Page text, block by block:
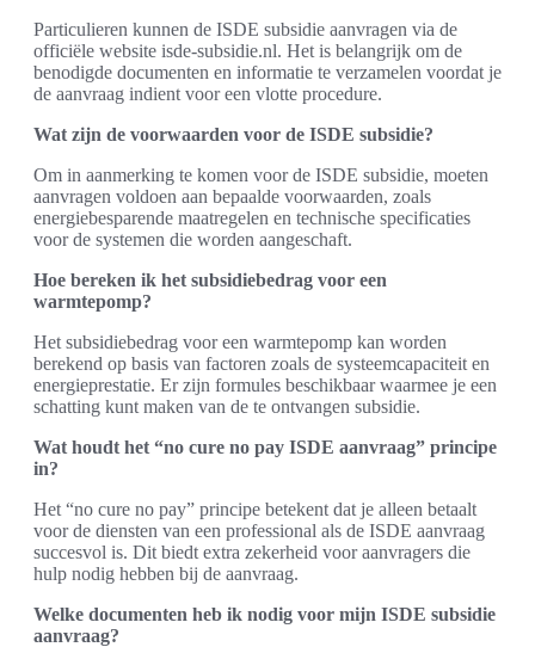
Particulieren kunnen de ISDE subsidie aanvragen via de
officiële website isde-subsidie.nl. Het is belangrijk om de
benodigde documenten en informatie te verzamelen voordat je
de aanvraag indient voor een vlotte procedure.
Wat zijn de voorwaarden voor de ISDE subsidie?
Om in aanmerking te komen voor de ISDE subsidie, moeten
aanvragen voldoen aan bepaalde voorwaarden, zoals
energiebesparende maatregelen en technische specificaties
voor de systemen die worden aangeschaft.
Hoe bereken ik het subsidiebedrag voor een
warmtepomp?
Het subsidiebedrag voor een warmtepomp kan worden
berekend op basis van factoren zoals de systeemcapaciteit en
energieprestatie. Er zijn formules beschikbaar waarmee je een
schatting kunt maken van de te ontvangen subsidie.
Wat houdt het “no cure no pay ISDE aanvraag” principe
in?
Het “no cure no pay” principe betekent dat je alleen betaalt
voor de diensten van een professional als de ISDE aanvraag
succesvol is. Dit biedt extra zekerheid voor aanvragers die
hulp nodig hebben bij de aanvraag.
Welke documenten heb ik nodig voor mijn ISDE subsidie
aanvraag?